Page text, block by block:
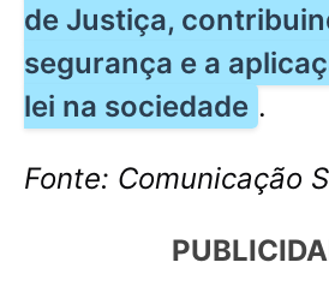
de Justiça,
segurança e a
lei na sociedade .
Fonte: Comunicação